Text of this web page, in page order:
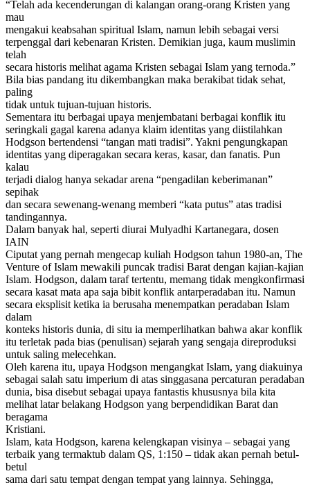
“Telah ada kecenderungan di kalangan orang-orang Kristen yang
mau
mengakui keabsahan spiritual Islam, namun lebih sebagai versi
terpenggal dari kebenaran Kristen. Demikian juga, kaum muslimin
telah
secara historis melihat agama Kristen sebagai Islam yang ternoda.”
Bila bias pandang itu dikembangkan maka berakibat tidak sehat,
paling
tidak untuk tujuan-tujuan historis.
Sementara itu berbagai upaya menjembatani berbagai konflik itu
seringkali gagal karena adanya klaim identitas yang diistilahkan
Hodgson bertendensi “tangan mati tradisi”. Yakni pengungkapan
identitas yang diperagakan secara keras, kasar, dan fanatis. Pun
kalau
terjadi dialog hanya sekadar arena “pengadilan keberimanan”
sepihak
dan secara sewenang-wenang memberi “kata putus” atas tradisi
tandingannya.
Dalam banyak hal, seperti diurai Mulyadhi Kartanegara, dosen
IAIN
Ciputat yang pernah mengecap kuliah Hodgson tahun 1980-an, The
Venture of Islam mewakili puncak tradisi Barat dengan kajian-kajian
Islam. Hodgson, dalam taraf tertentu, memang tidak mengkonfirmasi
secara kasat mata apa saja bibit konflik antarperadaban itu. Namun
secara eksplisit ketika ia berusaha menempatkan peradaban Islam
dalam
konteks historis dunia, di situ ia memperlihatkan bahwa akar konflik
itu terletak pada bias (penulisan) sejarah yang sengaja direproduksi
untuk saling melecehkan.
Oleh karena itu, upaya Hodgson mengangkat Islam, yang diakuinya
sebagai salah satu imperium di atas singgasana percaturan peradaban
dunia, bisa disebut sebagai upaya fantastis khususnya bila kita
melihat latar belakang Hodgson yang berpendidikan Barat dan
beragama
Kristiani.
Islam, kata Hodgson, karena kelengkapan visinya – sebagai yang
terbaik yang termaktub dalam QS, 1:150 – tidak akan pernah betul-
betul
sama dari satu tempat dengan tempat yang lainnya. Sehingga,